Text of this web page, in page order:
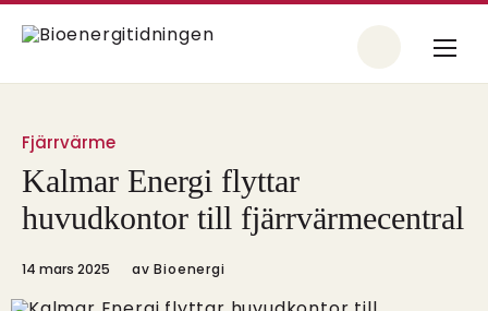
Fjärrvärme
Kalmar Energi flyttar
huvudkontor till fjärrvärmecentral
14 mars 2025 av Bioenergi